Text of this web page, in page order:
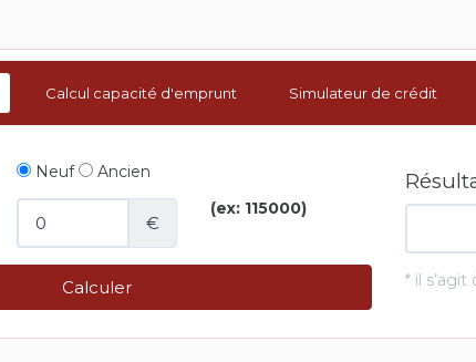
Calcul capacité d'emprunt Simulateur de crédit